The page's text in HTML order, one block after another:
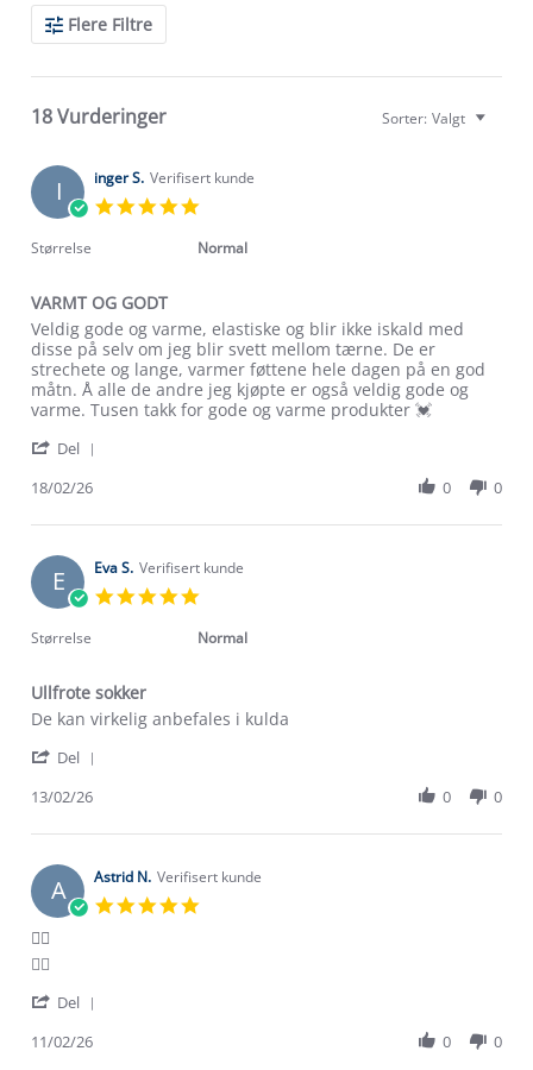
Search
ReviewsFlere Filtre
18 Vurderinger Sorter: Valgt
I inger S. Verifisert kunde
rating
Størrelse Normal
VARMT OG GODT
Review
by
inger
S.
on
Feb
review
stating
VARMT
OG
GODT
Veldig gode og varme, elastiske og blir ikke iskald med
disse på selv om jeg blir svett mellom tærne. De er
strechete og lange, varmer føttene hele dagen på en god
måtn. Å alle de andre jeg kjøpte er også veldig gode og
varme. Tusen takk for gode og varme produkter 💓
Del
inger
on
18
Feb
18/02/26 0 0
E Eva S. Verifisert kunde
rating
Størrelse Normal
Ullfrote sokker
Review
Eva
on
Feb
review
Ullfrote
De kan virkelig anbefales i kulda
Del
Eva
on
13
Feb
13/02/26 0 0
A Astrid N. Verifisert kunde
👍🏽
Review
Astrid
on
review
👍🏽
👍🏽
Del
11/02/26 0 0